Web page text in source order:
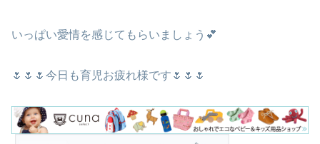
いっぱい愛情を感じてもらいましょう💕
🌷🌷🌷今日も育児お疲れ様です🌷🌷🌷